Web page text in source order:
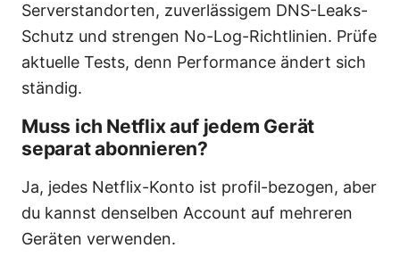
Serverstandorten, zuverlässigem DNS-Leaks-
Schutz und strengen No-Log-Richtlinien. Prüfe
aktuelle Tests, denn Performance ändert sich
ständig.
Muss ich Netflix auf jedem Gerät
separat abonnieren?
Ja, jedes Netflix-Konto ist profil-bezogen, aber
du kannst denselben Account auf mehreren
Geräten verwenden.